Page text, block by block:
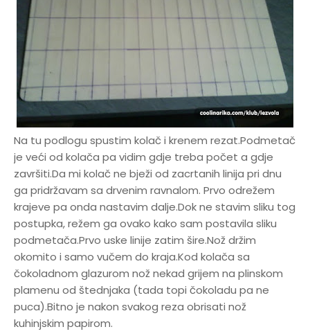
Na tu podlogu spustim kolač i krenem rezat.Podmetač
je veći od kolača pa vidim gdje treba počet a gdje
završiti.Da mi kolač ne bježi od zacrtanih linija pri dnu
ga pridržavam sa drvenim ravnalom. Prvo odrežem
krajeve pa onda nastavim dalje.Dok ne stavim sliku tog
postupka, režem ga ovako kako sam postavila sliku
podmetača.Prvo uske linije zatim šire.Nož držim
okomito i samo vučem do kraja.Kod kolača sa
čokoladnom glazurom nož nekad grijem na plinskom
plamenu od štednjaka (tada topi čokoladu pa ne
puca).Bitno je nakon svakog reza obrisati nož
kuhinjskim papirom.